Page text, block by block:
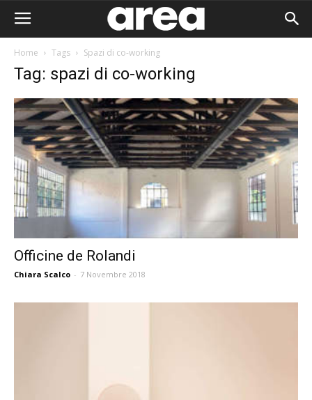
Home Tags Spazi di co-working
Tag: spazi di co-working
Officine de Rolandi
Chiara Scalco - 7 Novembre 2018